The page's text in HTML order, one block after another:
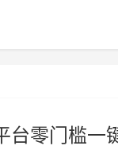
台零门槛一